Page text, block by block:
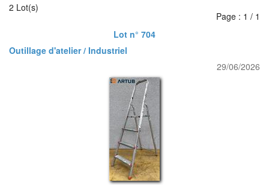
2 Lot(s)
Page : 1 / 1
Lot n° 704
Outillage d'atelier / Industriel
29/06/2026